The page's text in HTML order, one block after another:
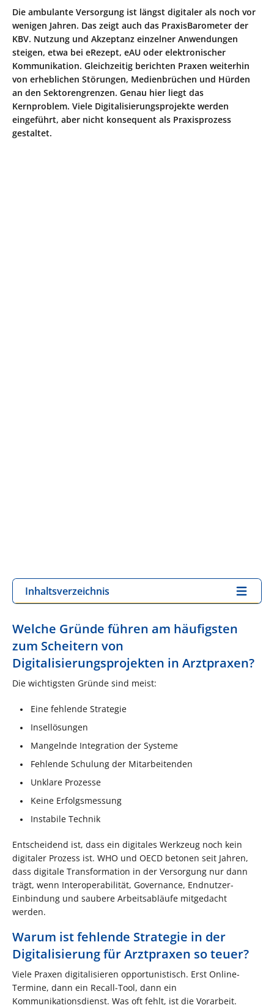
Die ambulante Versorgung ist längst digitaler als noch vor
wenigen Jahren. Das zeigt auch das PraxisBarometer der
KBV. Nutzung und Akzeptanz einzelner Anwendungen
steigen, etwa bei eRezept, eAU oder elektronischer
Kommunikation. Gleichzeitig berichten Praxen weiterhin
von erheblichen Störungen, Medienbrüchen und Hürden
an den Sektorengrenzen. Genau hier liegt das
Kernproblem. Viele Digitalisierungsprojekte werden
eingeführt, aber nicht konsequent als Praxisprozess
gestaltet.
Inhaltsverzeichnis
Welche Gründe führen am häufigsten
zum Scheitern von
Digitalisierungsprojekten in Arztpraxen?
Die wichtigsten Gründe sind meist:
Eine fehlende Strategie
Insellösungen
Mangelnde Integration der Systeme
Fehlende Schulung der Mitarbeitenden
Unklare Prozesse
Keine Erfolgsmessung
Instabile Technik
Entscheidend ist, dass ein digitales Werkzeug noch kein
digitaler Prozess ist. WHO und OECD betonen seit Jahren,
dass digitale Transformation in der Versorgung nur dann
trägt, wenn Interoperabilität, Governance, Endnutzer-
Einbindung und saubere Arbeitsabläufe mitgedacht
werden.
Warum ist fehlende Strategie in der
Digitalisierung für Arztpraxen so teuer?
Viele Praxen digitalisieren opportunistisch. Erst Online-
Termine, dann ein Recall-Tool, dann ein
Kommunikationsdienst. Was oft fehlt, ist die Vorarbeit.